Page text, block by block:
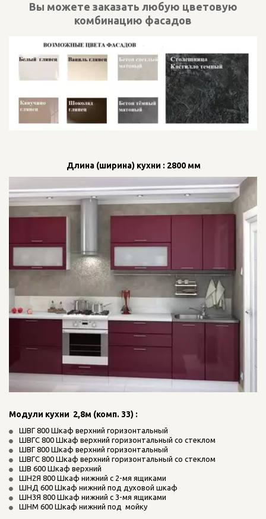
Вы можете заказать любую цветовую
комбинацию фасадов
Длина (ширина) кухни : 2800 мм
Модули кухни  2,8м (комп. 33) :
ШВГ 800 Шкаф верхний горизонтальный
ШВГС 800 Шкаф верхний горизонтальный со стеклом
ШВГ 800 Шкаф верхний горизонтальный
ШВГС 800 Шкаф верхний горизонтальный со стеклом
ШВ 600 Шкаф верхний
ШН2Я 800 Шкаф нижний с 2-мя ящиками
ШНД 600 Шкаф нижний под духовой шкаф
ШН3Я 800 Шкаф нижний с 3-мя ящиками
ШНМ 600 Шкаф нижний под  мойку